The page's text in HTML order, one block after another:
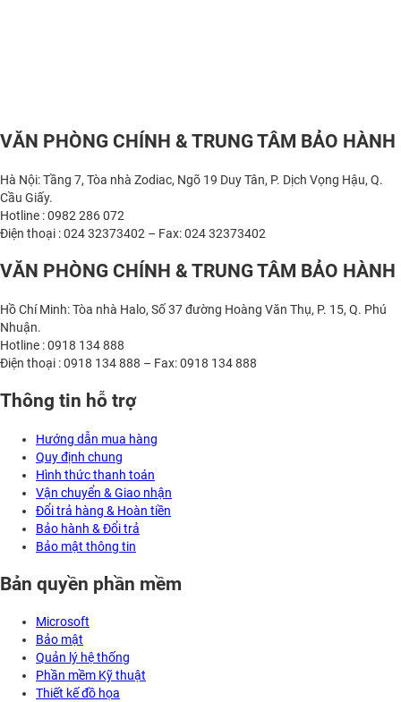
VĂN PHÒNG CHÍNH & TRUNG TÂM BẢO HÀNH
Hà Nội: Tầng 7, Tòa nhà Zodiac, Ngõ 19 Duy Tân, P. Dịch Vọng Hậu, Q.
Cầu Giấy.
Hotline : 0982 286 072
Điện thoại : 024 32373402 – Fax: 024 32373402
VĂN PHÒNG CHÍNH & TRUNG TÂM BẢO HÀNH
Hồ Chí Minh: Tòa nhà Halo, Số 37 đường Hoàng Văn Thụ, P. 15, Q. Phú
Nhuận.
Hotline : 0918 134 888
Điện thoại : 0918 134 888 – Fax: 0918 134 888
Thông tin hỗ trợ
Hướng dẫn mua hàng
Quy định chung
Hình thức thanh toán
Vận chuyển & Giao nhận
Đổi trả hàng & Hoàn tiền
Bảo hành & Đổi trả
Bảo mật thông tin
Bản quyền phần mềm
Microsoft
Bảo mật
Quản lý hệ thống
Phần mềm Kỹ thuật
Thiết kế đồ họa